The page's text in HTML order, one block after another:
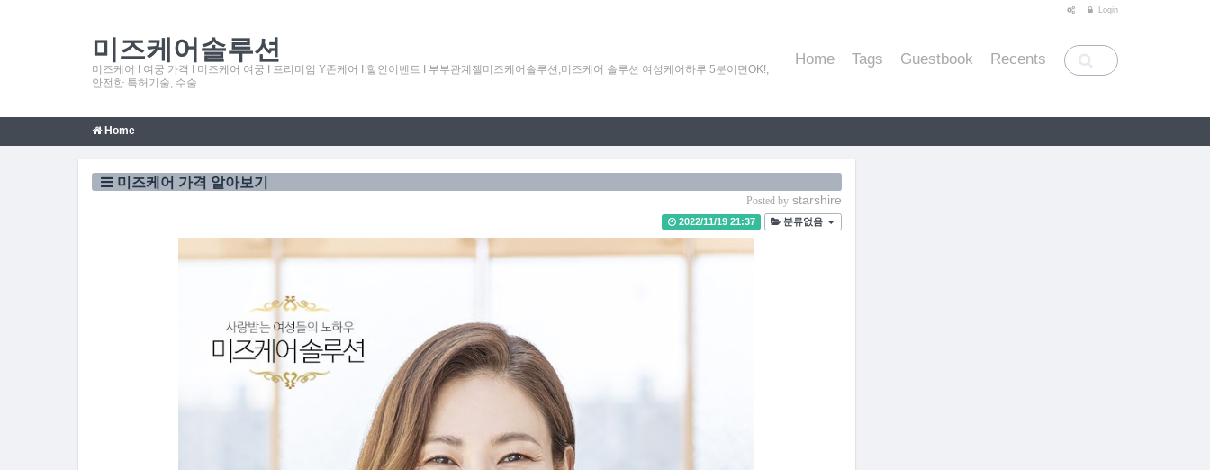
Login
Home Tags Guestbook Recents
미즈케어솔루션
미즈케어 Ι 여궁 가격 Ι 미즈케어 여궁 Ι 프리미엄 Y존케어 Ι 할인이벤트 Ι 부부관계젤미즈케어솔루션,미즈케어 솔루션 여성케어하루 5분이면OK!,
안전한 특허기술, 수술
Home
미즈케어 가격 알아보기
Posted bystarshire
2022/11/19 21:37 분류없음